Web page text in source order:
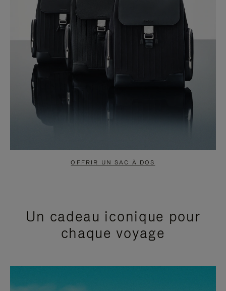
OFFRIR UN SAC À DOS
Un cadeau iconique pour
chaque voyage